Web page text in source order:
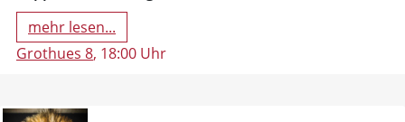
mehr lesen...
Grothues 8, 18:00 Uhr